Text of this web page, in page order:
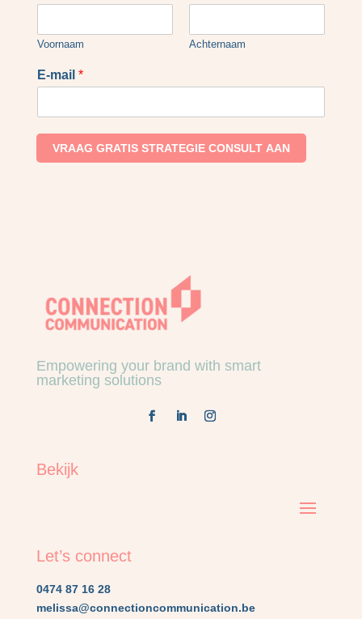
Voornaam Achternaam
E-mail *
VRAAG GRATIS STRATEGIE CONSULT AAN
Empowering your brand with smart
marketing solutions
Bekijk
Let’s connect
0474 87 16 28
melissa@connectioncommunication.be